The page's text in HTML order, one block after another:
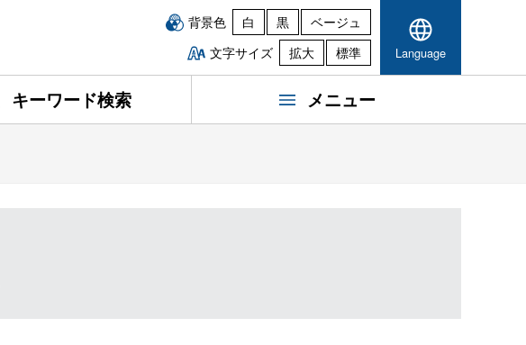
背景色 白 黒
ベージュ
文字サイズ
拡大 標準 Language
キーワード検索 メニュー